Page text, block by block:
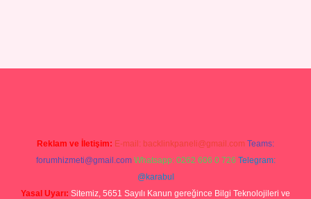
Reklam ve İletişim: E-mail: backlinkpaneli@gmail.com Teams:
forumhizmeti@gmail.com Whatsapp: 0262 606 0 726 Telegram:
@karabul
Yasal Uyarı: Sitemiz, 5651 Sayılı Kanun gereğince Bilgi Teknolojileri ve